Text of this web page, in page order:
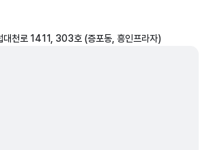
대천로 1411, 303호 (증포동, 흥인프라자)